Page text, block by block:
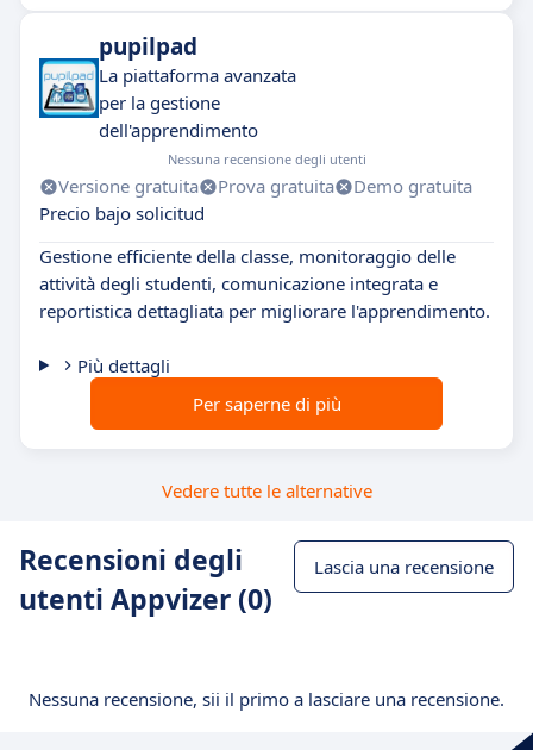
pupilpad
La piattaforma avanzata
per la gestione
dell'apprendimento
Nessuna recensione degli utenti
Versione gratuita Prova gratuita
Demo gratuita
Precio bajo solicitud
Gestione efficiente della classe, monitoraggio delle
attività degli studenti, comunicazione integrata e
reportistica dettagliata per migliorare l'apprendimento.
Più dettagli
Per saperne di più
Vedere tutte le alternative
Recensioni degli
utenti Appvizer (0)
Lascia una recensione
Nessuna recensione, sii il primo a lasciare una recensione.